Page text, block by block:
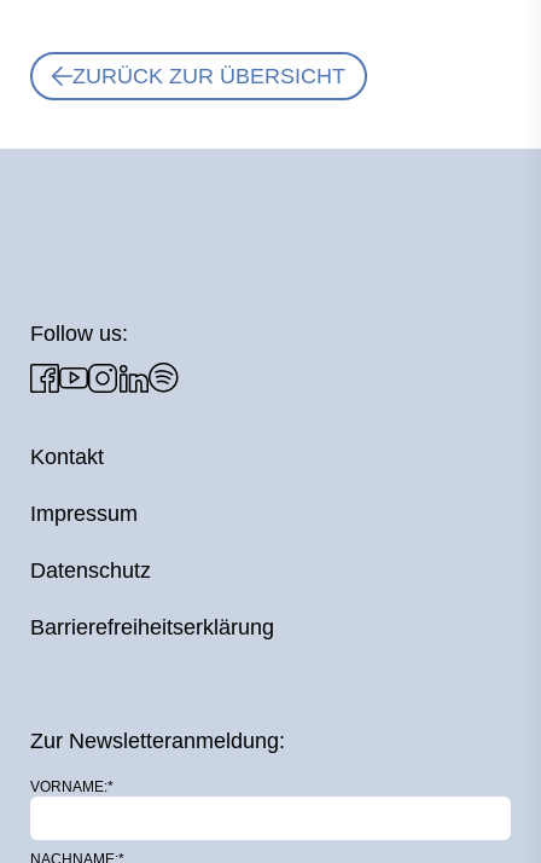
ZURÜCK ZUR ÜBERSICHT
Follow us:
Kontakt
Impressum
Datenschutz
Barrierefreiheitserklärung
Zur Newsletteranmeldung:
VORNAME:*